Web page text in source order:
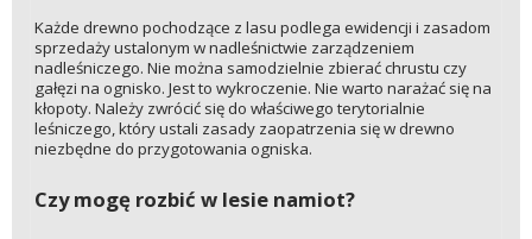
Każde drewno pochodzące z lasu podlega ewidencji i zasadom
sprzedaży ustalonym w nadleśnictwie zarządzeniem
nadleśniczego. Nie można samodzielnie zbierać chrustu czy
gałęzi na ognisko. Jest to wykroczenie. Nie warto narażać się na
kłopoty. Należy zwrócić się do właściwego terytorialnie
leśniczego, który ustali zasady zaopatrzenia się w drewno
niezbędne do przygotowania ogniska.
Czy mogę rozbić w lesie namiot?